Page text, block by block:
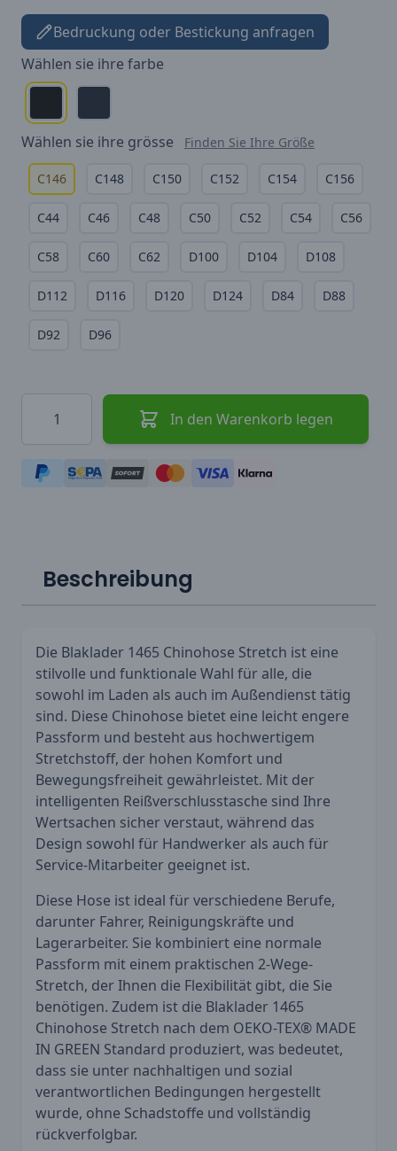
Bedruckung oder Bestickung anfragen
Wählen sie ihre farbe
Wählen sie ihre grösse Finden Sie Ihre Größe
C146 C148 C150 C152 C154 C156
C44 C46 C48 C50 C52 C54 C56
C58 C60 C62 D100 D104 D108
D112 D116 D120 D124 D84 D88
D92 D96
In den Warenkorb legen
Beschreibung
Die Blaklader 1465 Chinohose Stretch ist eine
stilvolle und funktionale Wahl für alle, die
sowohl im Laden als auch im Außendienst tätig
sind. Diese Chinohose bietet eine leicht engere
Passform und besteht aus hochwertigem
Stretchstoff, der hohen Komfort und
Bewegungsfreiheit gewährleistet. Mit der
intelligenten Reißverschlusstasche sind Ihre
Wertsachen sicher verstaut, während das
Design sowohl für Handwerker als auch für
Service-Mitarbeiter geeignet ist.
Diese Hose ist ideal für verschiedene Berufe,
darunter Fahrer, Reinigungskräfte und
Lagerarbeiter. Sie kombiniert eine normale
Passform mit einem praktischen 2-Wege-
Stretch, der Ihnen die Flexibilität gibt, die Sie
benötigen. Zudem ist die Blaklader 1465
Chinohose Stretch nach dem OEKO-TEX® MADE
IN GREEN Standard produziert, was bedeutet,
dass sie unter nachhaltigen und sozial
verantwortlichen Bedingungen hergestellt
wurde, ohne Schadstoffe und vollständig
rückverfolgbar.